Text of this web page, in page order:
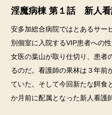
淫魔病棟 第１話 新人看
安多加総合病院ではとあるサー
別個室に入院するVIP患者への
女医の葉山が取り仕切り、患者
るのだ。看護師の果林は３年前
ていた。そして今回新たな餌食
か月前に配属となった新人看護